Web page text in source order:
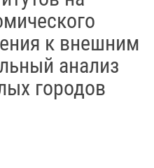
к внешним
анализ
городов